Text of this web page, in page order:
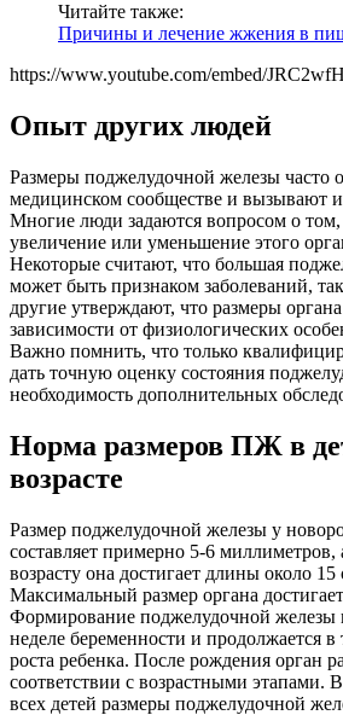
Читайте также:
Причины и лечение жжения в
https://www.youtube.com/embed/
Опыт других людей
Размеры поджелудочной железы часто
медицинском сообществе и вызывают
Многие люди задаются вопросом о том,
увеличение или уменьшение этого
Некоторые считают, что большая
может быть признаком заболеваний,
другие утверждают, что размеры
зависимости от физиологических
Важно помнить, что только
дать точную оценку состояния
необходимость дополнительных
Норма размеров ПЖ в
возрасте
Размер поджелудочной железы у
составляет примерно 5-6 миллиметров,
возрасту она достигает длины около 15
Максимальный размер органа
Формирование поджелудочной железы
неделе беременности и продолжается в
роста ребенка. После рождения орган
соответствии с возрастными этапами.
всех детей размеры поджелудочной